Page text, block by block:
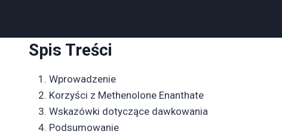
Spis Treści
Wprowadzenie
Korzyści z Methenolone Enanthate
Wskazówki dotyczące dawkowania
Podsumowanie